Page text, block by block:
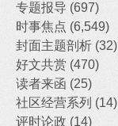
专题报导 (697)
时事焦点 (6,549)
封面主题剖析 (32)
好文共赏 (470)
读者来函 (25)
社区经营系列 (14)
评时论政 (14)